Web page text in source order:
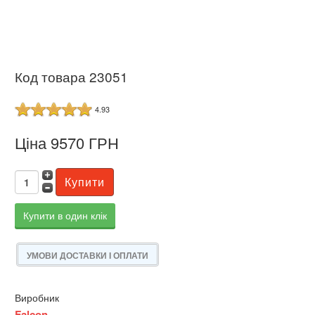
Код товара 23051
4.93
Ціна 9570 ГРН
Купити в один клік
УМОВИ ДОСТАВКИ І ОПЛАТИ
Виробник